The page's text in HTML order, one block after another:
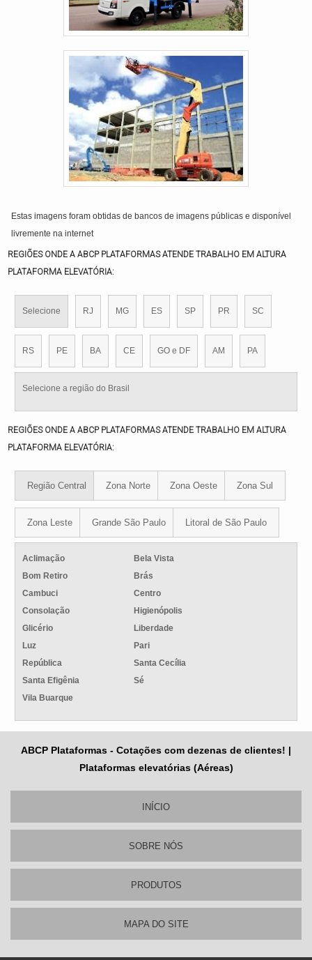
Estas imagens foram obtidas de bancos de imagens públicas e disponível
livremente na internet
REGIÕES ONDE A ABCP PLATAFORMAS ATENDE TRABALHO EM ALTURA
PLATAFORMA ELEVATÓRIA:
Selecione RJ MG ES SP PR SC
RS PE BA CE GO e DF AM PA
Selecione a região do Brasil
REGIÕES ONDE A ABCP PLATAFORMAS ATENDE TRABALHO EM ALTURA
PLATAFORMA ELEVATÓRIA:
Região Central Zona Norte Zona Oeste Zona Sul
Zona Leste Grande São Paulo Litoral de São Paulo
Aclimação
Bela Vista
Bom Retiro
Brás
Cambuci
Centro
Consolação
Higienópolis
Glicério
Liberdade
Luz
Pari
República
Santa Cecília
Santa Efigênia
Sé
Vila Buarque
ABCP Plataformas - Cotações com dezenas de clientes! |
Plataformas elevatórias (Aéreas)
INÍCIO
SOBRE NÓS
PRODUTOS
MAPA DO SITE